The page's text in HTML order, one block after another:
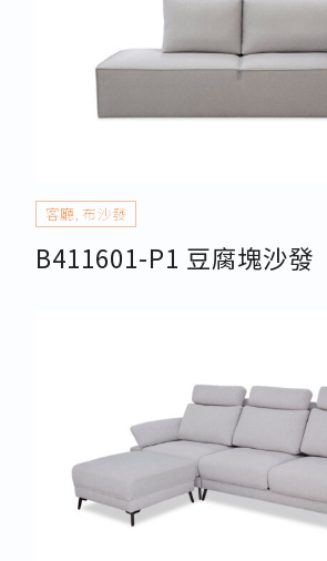
客廳,布沙發
B411601-P1 豆腐塊沙發